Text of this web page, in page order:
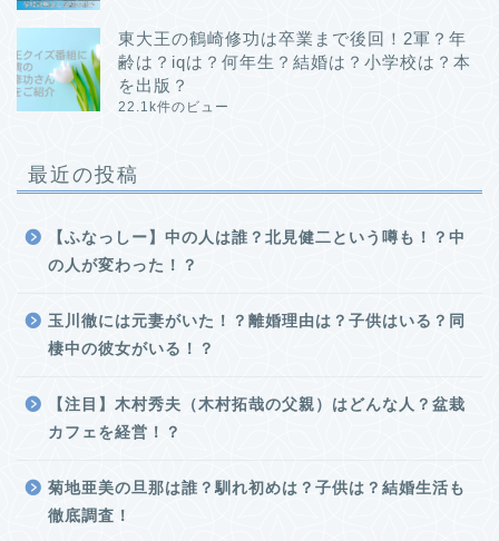
東大王の鶴崎修功は卒業まで後回！2軍？年
齢は？iqは？何年生？結婚は？小学校は？本
を出版？
22.1k件のビュー
最近の投稿
【ふなっしー】中の人は誰？北見健二という噂も！？中
の人が変わった！？
玉川徹には元妻がいた！？離婚理由は？子供はいる？同
棲中の彼女がいる！？
【注目】木村秀夫（木村拓哉の父親）はどんな人？盆栽
カフェを経営！？
菊地亜美の旦那は誰？馴れ初めは？子供は？結婚生活も
徹底調査！